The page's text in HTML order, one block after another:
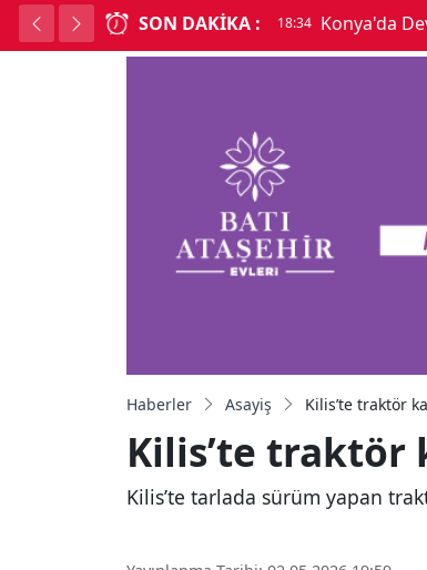
SON DAKIKA : 18:34 Konya'da
Haberler Asayiş Kilis’te traktör
Kilis’te traktör
Kilis’te tarlada sürüm yapan